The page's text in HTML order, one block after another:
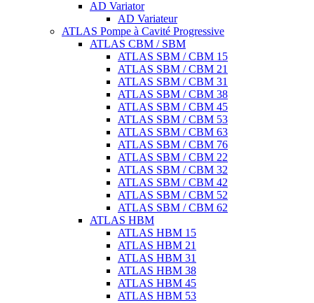
AD Variator
AD Variateur
ATLAS Pompe à Cavité Progressive
ATLAS CBM / SBM
ATLAS SBM / CBM 15
ATLAS SBM / CBM 21
ATLAS SBM / CBM 31
ATLAS SBM / CBM 38
ATLAS SBM / CBM 45
ATLAS SBM / CBM 53
ATLAS SBM / CBM 63
ATLAS SBM / CBM 76
ATLAS SBM / CBM 22
ATLAS SBM / CBM 32
ATLAS SBM / CBM 42
ATLAS SBM / CBM 52
ATLAS SBM / CBM 62
ATLAS HBM
ATLAS HBM 15
ATLAS HBM 21
ATLAS HBM 31
ATLAS HBM 38
ATLAS HBM 45
ATLAS HBM 53